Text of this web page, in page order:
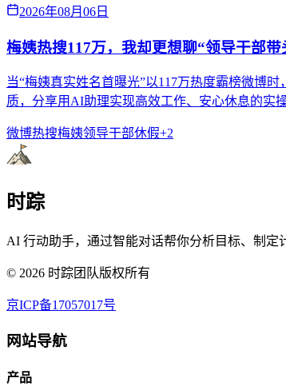
2026年08月06日
梅姨热搜117万，我却更想聊“领导干部
当“梅姨真实姓名首曝光”以117万热度霸榜微博
质，分享用AI助理实现高效工作、安心休息的实操
微博热搜梅姨领导干部休假+2
时踪
AI 行动助手，通过智能对话帮你分析目标、制定
© 2026 时踪团队版权所有
京ICP备17057017号
网站导航
产品